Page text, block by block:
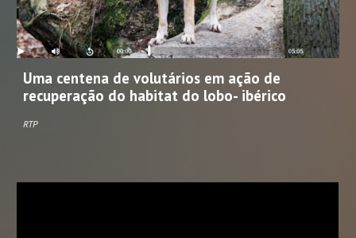
Uma centena de volutários em ação de
recuperação do habitat do lobo- ibérico
RTP